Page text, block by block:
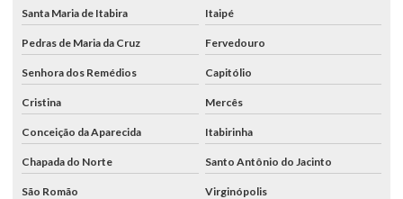
Santa Maria de Itabira Itaipé
Pedras de Maria da Cruz Fervedouro
Senhora dos Remédios Capitólio
Cristina Mercês
Conceição da Aparecida Itabirinha
Chapada do Norte Santo Antônio do Jacinto
São Romão Virginópolis